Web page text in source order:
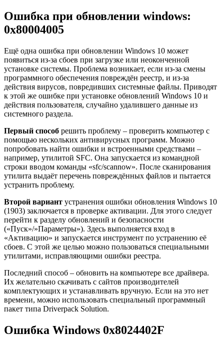
Ошибка при обновлении windows:
0x80004005
Ещё одна ошибка при обновлении Windows 10 может
появиться из-за сбоев при загрузке или неоконченной
установке системы. Проблема возникает, если из-за смены
программного обеспечения повреждён реестр, и из-за
действия вирусов, повредивших системные файлы. Приводят
к этой же ошибке при установке обновлений Windows 10 и
действия пользователя, случайно удалившего данные из
системного раздела.
Первый способ решить проблему – проверить компьютер с
помощью нескольких антивирусных программ. Можно
попробовать найти ошибки и встроенными средствами –
например, утилитой SFC. Она запускается из командной
строки вводом команды «sfc/scannow». После сканирования
утилита выдаёт перечень повреждённых файлов и пытается
устранить проблему.
Второй вариант устранения ошибки обновления Windows 10
(1903) заключается в проверке активации. Для этого следует
перейти к разделу обновлений и безопасности
(«Пуск»/»Параметры»). Здесь выполняется вход в
«Активацию» и запускается инструмент по устранению её
сбоев. С этой же целью можно пользоваться специальными
утилитами, исправляющими ошибки реестра.
Последний способ – обновить на компьютере все драйвера.
Их желательно скачивать с сайтов производителей
комплектующих и устанавливать вручную. Если на это нет
времени, можно использовать специальный программный
пакет типа Driverpack Solution.
Ошибка Windows 0x8024402F